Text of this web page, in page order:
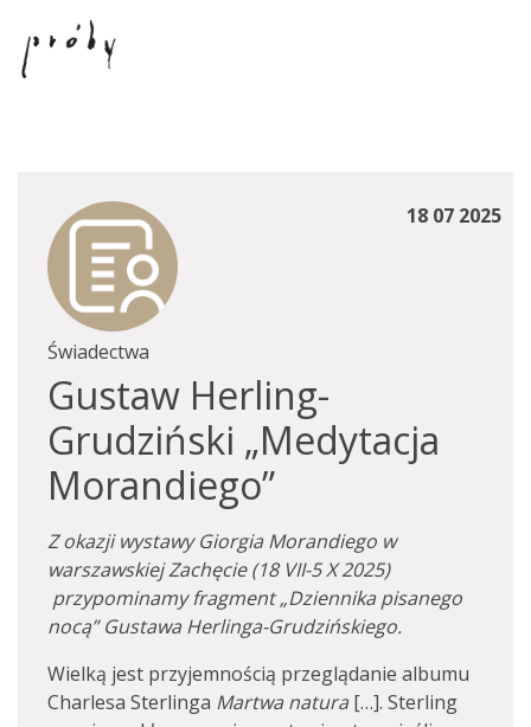
18 07 2025
Świadectwa
Gustaw Herling-
Grudziński „Medytacja
Morandiego”
Z okazji wystawy Giorgia Morandiego w
warszawskiej Zachęcie (18 VII-5 X 2025)
przypominamy fragment „Dziennika pisanego
nocą” Gustawa Herlinga-Grudzińskiego.
Wielką jest przyjemnością przeglądanie albumu
Charlesa Sterlinga Martwa natura […]. Sterling